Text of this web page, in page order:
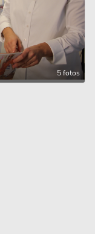
5 fotos